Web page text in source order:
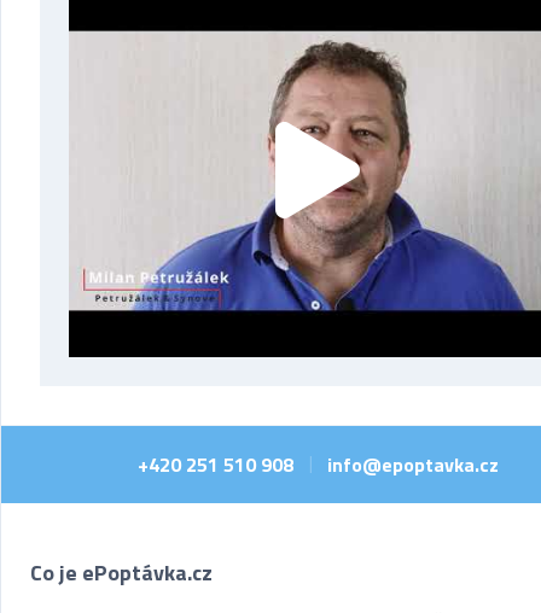
+420 251 510 908 info@epoptavka.cz
Co je ePoptávka.cz